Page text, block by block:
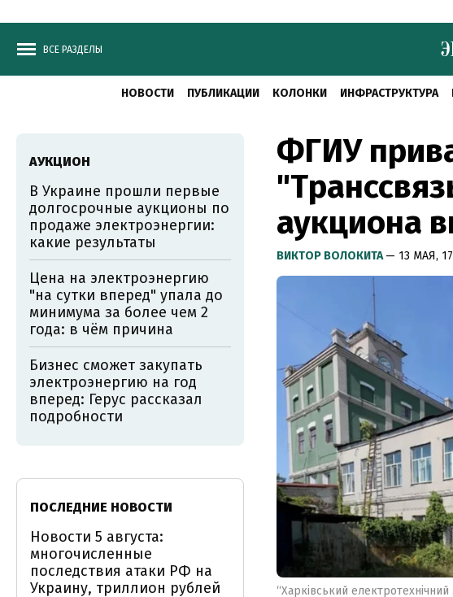
ВСЕ РАЗДЕЛЫ
НОВОСТИ ПУБЛИКАЦИИ КОЛОНКИ ИНФРАСТРУКТУРА
ФГИУ
аукциона
ВИКТОР ВОЛОКИТА— 13 МАЯ,
“Харківський
АУКЦИОН
В Украине прошли первые
долгосрочные аукционы по
продаже электроэнергии:
какие результаты
Цена на электроэнергию
"на сутки вперед" упала до
минимума за более чем 2
года: в чём причина
Бизнес сможет закупать
электроэнергию на год
вперед: Герус рассказал
подробности
ПОСЛЕДНИЕ НОВОСТИ
Новости 5 августа:
многочисленные
последствия атаки РФ на
Украину, триллион рублей